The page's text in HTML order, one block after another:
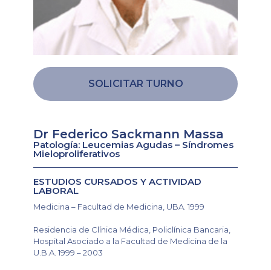
SOLICITAR TURNO
Dr Federico Sackmann Massa
Patología: Leucemias Agudas – Síndromes
Mieloproliferativos
ESTUDIOS CURSADOS Y ACTIVIDAD
LABORAL
Medicina – Facultad de Medicina, UBA. 1999
Residencia de Clínica Médica, Policlínica Bancaria,
Hospital Asociado a la Facultad de Medicina de la
U.B.A. 1999 – 2003